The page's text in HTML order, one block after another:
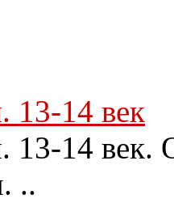
13-14 век
13-14 век.
..